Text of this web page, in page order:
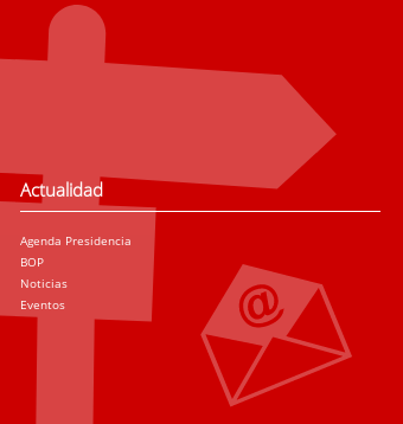
Actualidad
Agenda Presidencia
BOP
Noticias
Eventos